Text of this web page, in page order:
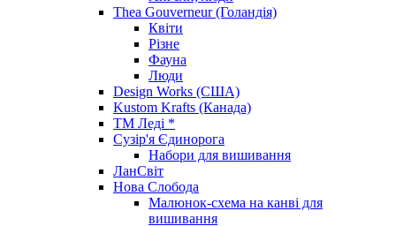
Thea Gouverneur (Голандія)
Квіти
Різне
Фауна
Люди
Design Works (США)
Kustom Krafts (Канада)
ТМ Леді *
Сузір'я Єдинорога
Набори для вишивання
ЛанСвіт
Нова Слобода
Малюнок-схема на канві для
вишивання